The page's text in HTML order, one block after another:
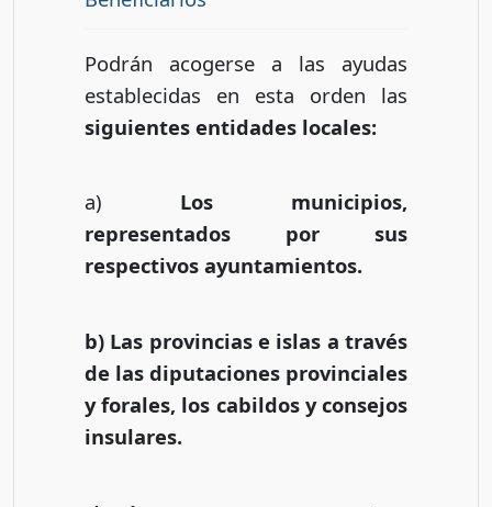
Podrán acogerse a las ayudas
establecidas en esta orden las
siguientes entidades locales:
a) Los municipios,
representados por sus
respectivos ayuntamientos.
b) Las provincias e islas a través
de las diputaciones provinciales
y forales, los cabildos y consejos
insulares.